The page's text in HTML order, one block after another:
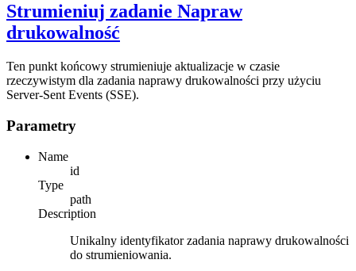
Strumieniuj zadanie Napraw
drukowalność
Ten punkt końcowy strumieniuje aktualizacje w czasie
rzeczywistym dla zadania naprawy drukowalności przy użyciu
Server-Sent Events (SSE).
Parametry
Name
id
Type
path
Description
Unikalny identyfikator zadania naprawy drukowalności
do strumieniowania.